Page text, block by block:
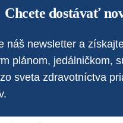
Chcete dostávať
náš newsletter a
plánom, jedálničkom,
sveta zdravotníctva